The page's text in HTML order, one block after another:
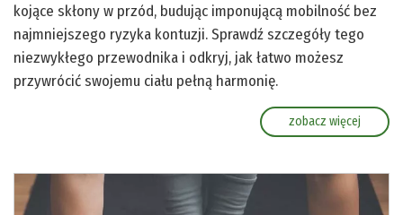
kojące skłony w przód, budując imponującą mobilność bez
najmniejszego ryzyka kontuzji. Sprawdź szczegóły tego
niezwykłego przewodnika i odkryj, jak łatwo możesz
przywrócić swojemu ciału pełną harmonię.
zobacz więcej